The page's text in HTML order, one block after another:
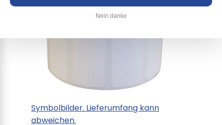
Symbolbilder. Lieferumfang kann
abweichen.
Nein danke